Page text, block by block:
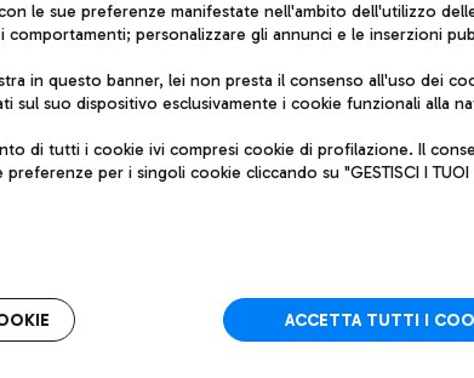
Roma FCO
L'aeroporto
QUALITÀ SOSTENIBILITÀ
le sue preferenze manifestate nell'ambito dell'utilizzo
personalizzare gli annunci e le inserzioni
in questo banner, lei non presta il consenso all'uso dei
suo dispositivo esclusivamente i cookie funzionali alla
di tutti i cookie ivi compresi cookie di profilazione. Il
per i singoli cookie cliccando su "GESTISCI I TUOI
ACCETTA TUTTI I